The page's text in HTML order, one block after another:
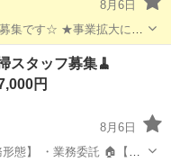
8月6日
業拡大につ
恩納村
スタッフ募集🧹
円
8月6日